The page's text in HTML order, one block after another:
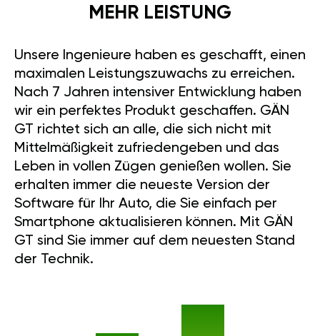
MEHR LEISTUNG
Unsere Ingenieure haben es geschafft, einen
maximalen Leistungszuwachs zu erreichen.
Nach 7 Jahren intensiver Entwicklung haben
wir ein perfektes Produkt geschaffen. GÄN
GT richtet sich an alle, die sich nicht mit
Mittelmäßigkeit zufriedengeben und das
Leben in vollen Zügen genießen wollen. Sie
erhalten immer die neueste Version der
Software für Ihr Auto, die Sie einfach per
Smartphone aktualisieren können. Mit GÄN
GT sind Sie immer auf dem neuesten Stand
der Technik.